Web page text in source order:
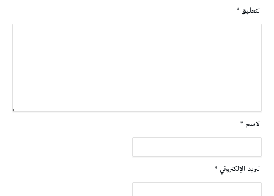
التعليق *
الاسم *
البريد الإلكتروني *